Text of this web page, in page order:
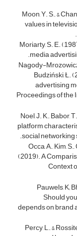
Moon, Y. S., &
values in
Moriarty, S. E.
media
Nagody-
Budziński, Ł.
advertising
Proceedings of the
Noel, J. K., Babor,
platform
social networking
Occa, A., Kim,
(2019). A
Context
Pauwels, K;
Should
depends on brand
Percy, L., &